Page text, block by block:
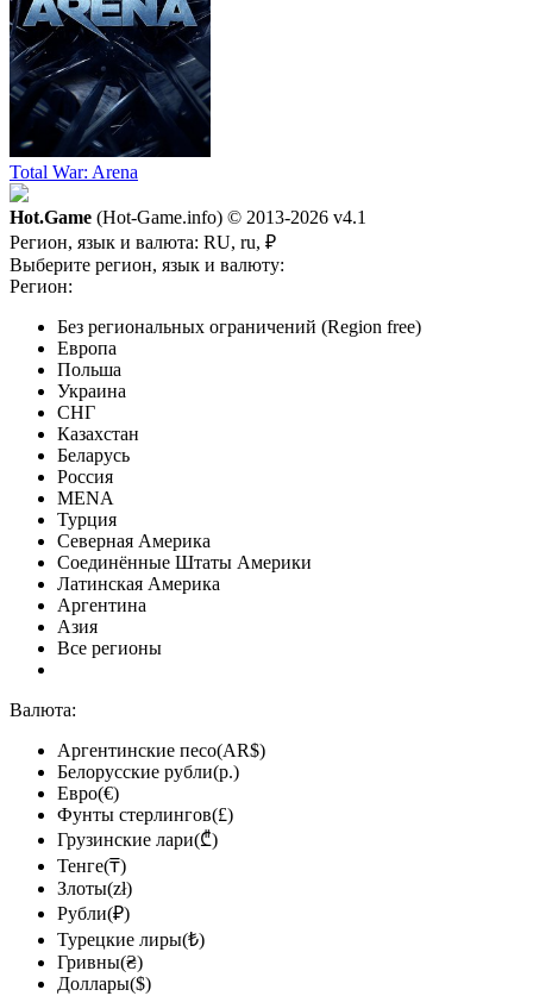
Total War: Arena
Hot.Game (Hot-Game.info) © 2013-2026 v4.1
Регион, язык и валюта: RU, ru, ₽
Выберите регион, язык и валюту:
Регион:
Без региональных ограничений (Region free)
Европа
Польша
Украина
СНГ
Казахстан
Беларусь
Россия
MENA
Турция
Северная Америка
Соединённые Штаты Америки
Латинская Америка
Аргентина
Азия
Все регионы
Валюта:
Аргентинские песо(AR$)
Белорусские рубли(р.)
Евро(€)
Фунты стерлингов(£)
Грузинские лари(₾)
Тенге(₸)
Злоты(zł)
Рубли(₽)
Турецкие лиры(₺)
Гривны(₴)
Доллары($)